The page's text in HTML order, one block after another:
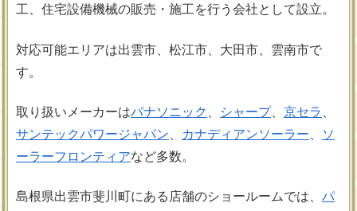
工、住宅設備機械の販売・施工を行う会社として設立。
対応可能エリアは出雲市、松江市、大田市、雲南市で
す。
取り扱いメーカーはパナソニック シャープ、 京セラ
サンテックパワージャパン カナディアンソーラー
ソ
ーラーフロンティアなど多数。
島根県出雲市斐川町にある店舗のショールームでは、 パ